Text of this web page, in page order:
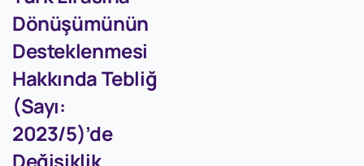
Dönüşümünün
Desteklenmesi
Hakkında Tebliğ
(Sayı:
2023/5)’de